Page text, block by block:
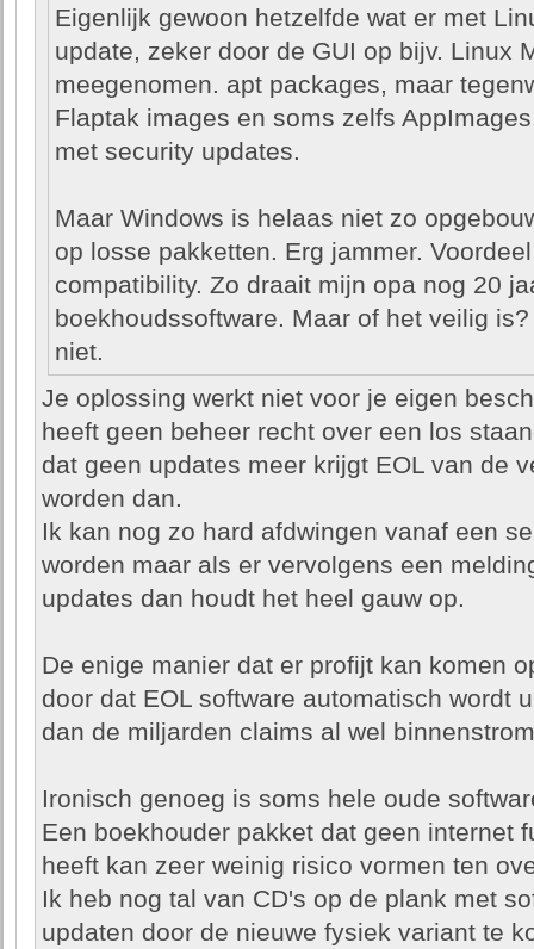
Eigenlijk gewoon hetzelfde wat er met
update, zeker door de GUI op bijv. Linux
meegenomen. apt packages, maar
Flaptak images en soms zelfs
met security updates.
Maar Windows is helaas niet zo
op losse pakketten. Erg jammer.
compatibility. Zo draait mijn opa nog 20
boekhoudssoftware. Maar of het veilig
niet.
Je oplossing werkt niet voor je eigen
heeft geen beheer recht over een los
dat geen updates meer krijgt EOL van de
worden dan.
Ik kan nog zo hard afdwingen vanaf een
worden maar als er vervolgens een
updates dan houdt het heel gauw op.
De enige manier dat er profijt kan komen
door dat EOL software automatisch wordt
dan de miljarden claims al wel
Ironisch genoeg is soms hele oude
Een boekhouder pakket dat geen internet
heeft kan zeer weinig risico vormen ten
Ik heb nog tal van CD's op de plank met
updaten door de nieuwe fysiek variant te